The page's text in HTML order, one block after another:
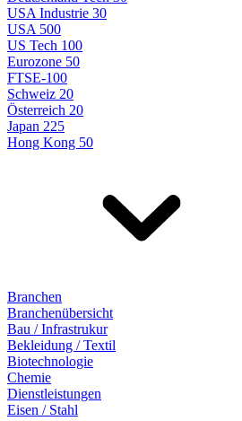
USA Industrie 30
USA 500
US Tech 100
Eurozone 50
FTSE-100
Schweiz 20
Österreich 20
Japan 225
Hong Kong 50
Branchen
Branchenübersicht
Bau / Infrastrukur
Bekleidung / Textil
Biotechnologie
Chemie
Dienstleistungen
Eisen / Stahl